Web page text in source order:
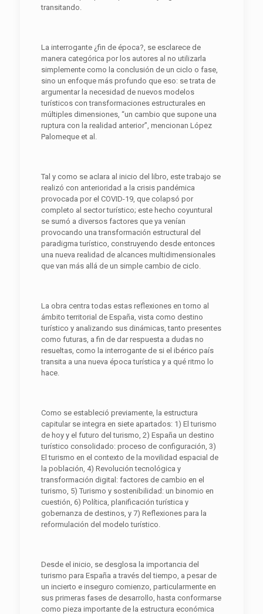
transitando.
La interrogante ¿fin de época?, se esclarece de
manera categórica por los autores al no utilizarla
simplemente como la conclusión de un ciclo o fase,
sino un enfoque más profundo que eso: se trata de
argumentar la necesidad de nuevos modelos
turísticos con transformaciones estructurales en
múltiples dimensiones, “un cambio que supone una
ruptura con la realidad anterior”, mencionan López
Palomeque et al.
Tal y como se aclara al inicio del libro, este trabajo se
realizó con anterioridad a la crisis pandémica
provocada por el COVID-19, que colapsó por
completo al sector turístico; este hecho coyuntural
se sumó a diversos factores que ya venían
provocando una transformación estructural del
paradigma turístico, construyendo desde entonces
una nueva realidad de alcances multidimensionales
que van más allá de un simple cambio de ciclo.
La obra centra todas estas reflexiones en torno al
ámbito territorial de España, vista como destino
turístico y analizando sus dinámicas, tanto presentes
como futuras, a fin de dar respuesta a dudas no
resueltas, como la interrogante de si el ibérico país
transita a una nueva época turística y a qué ritmo lo
hace.
Como se estableció previamente, la estructura
capitular se integra en siete apartados: 1) El turismo
de hoy y el futuro del turismo, 2) España un destino
turístico consolidado: proceso de configuración, 3)
El turismo en el contexto de la movilidad espacial de
la población, 4) Revolución tecnológica y
transformación digital: factores de cambio en el
turismo, 5) Turismo y sostenibilidad: un binomio en
cuestión, 6) Política, planificación turística y
gobernanza de destinos, y 7) Reflexiones para la
reformulación del modelo turístico.
Desde el inicio, se desglosa la importancia del
turismo para España a través del tiempo, a pesar de
un incierto e inseguro comienzo, particularmente en
sus primeras fases de desarrollo, hasta conformarse
como pieza importante de la estructura económica